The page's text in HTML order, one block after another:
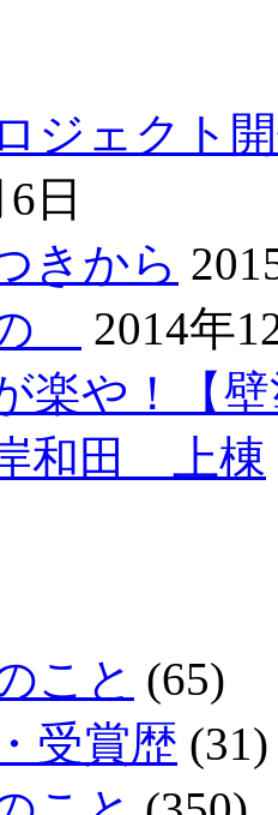
ジェクト
日
きから
2014年
楽や！【
和田 上棟
こと (65)
受賞歴 (31)